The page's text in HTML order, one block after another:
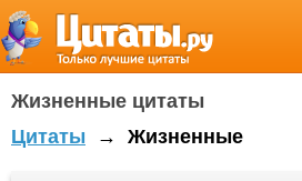
Жизненные цитаты
Цитаты → Жизненные